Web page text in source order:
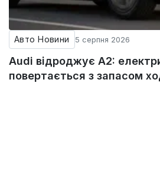
Авто Новини 5 серпня 2026
Audi відроджує A2:
повертається з запасом